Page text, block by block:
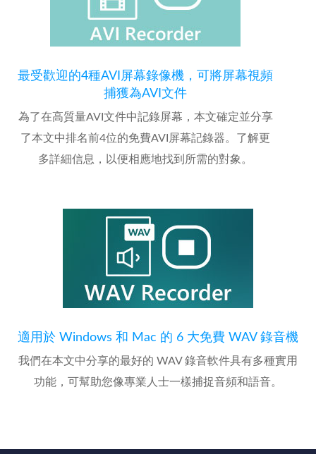
最受歡迎的4種AVI屏幕錄像機，可將屏幕視頻
捕獲為AVI文件
為了在高質量AVI文件中記錄屏幕，本文確定並分享
了本文中排名前4位的免費AVI屏幕記錄器。了解更
多詳細信息，以便相應地找到所需的對象。
適用於 Windows 和 Mac 的 6 大免費 WAV 錄音機
我們在本文中分享的最好的 WAV 錄音軟件具有多種實用
功能，可幫助您像專業人士一樣捕捉音頻和語音。